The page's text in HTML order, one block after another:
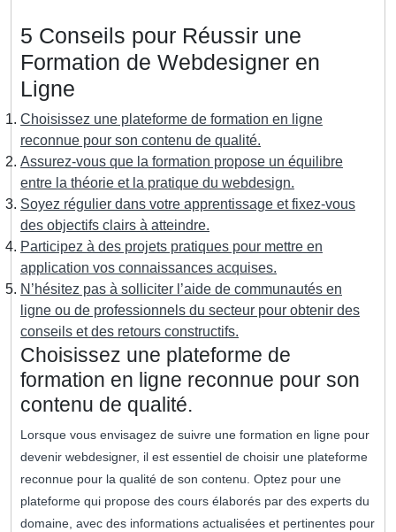
5 Conseils pour Réussir une
Formation de Webdesigner en
Ligne
Choisissez une plateforme de formation en ligne
reconnue pour son contenu de qualité.
Assurez-vous que la formation propose un équilibre
entre la théorie et la pratique du webdesign.
Soyez régulier dans votre apprentissage et fixez-vous
des objectifs clairs à atteindre.
Participez à des projets pratiques pour mettre en
application vos connaissances acquises.
N’hésitez pas à solliciter l’aide de communautés en
ligne ou de professionnels du secteur pour obtenir des
conseils et des retours constructifs.
Choisissez une plateforme de
formation en ligne reconnue pour son
contenu de qualité.
Lorsque vous envisagez de suivre une formation en ligne pour
devenir webdesigner, il est essentiel de choisir une plateforme
reconnue pour la qualité de son contenu. Optez pour une
plateforme qui propose des cours élaborés par des experts du
domaine, avec des informations actualisées et pertinentes pour